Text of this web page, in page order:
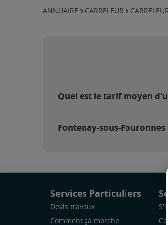
ANNUAIRE CARRELEUR
Quel est le tarif moyen
Fontenay-sous-
Services Particuliers
Devis travaux
Comment ça marche